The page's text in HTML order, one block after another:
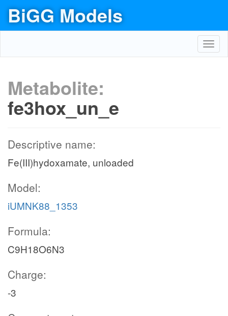
BiGG Models
Metabolite:
fe3hox_un_e
Descriptive name:
Fe(III)hydoxamate, unloaded
Model:
iUMNK88_1353
Formula:
C9H18O6N3
Charge:
-3